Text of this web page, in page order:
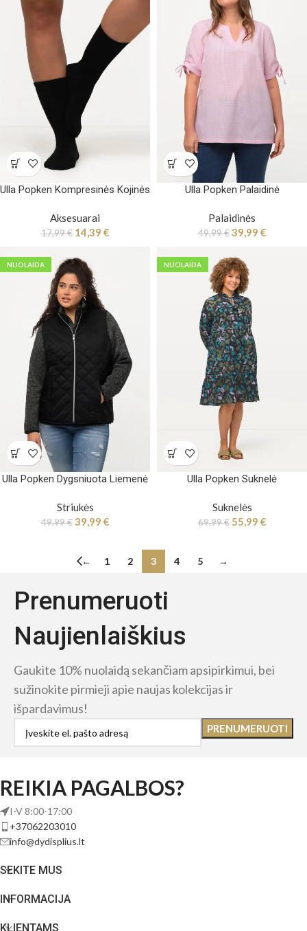
Ulla Popken Kompresinės Kojinės
Aksesuarai
17,99€ 14,39 €
Ulla Popken Palaidinė
Palaidinės
49,99€ 39,99 €
NUOLAIDA
Ulla Popken Dygsniuota Liemenė
Striukės
49,99€ 39,99 €
NUOLAIDA
Ulla Popken Suknelė
Suknelės
69,99€ 55,99 €
← 1 2 3 4 5 →
Prenumeruoti
Naujienlaiškius
Gaukite 10% nuolaidą sekančiam apsipirkimui, bei
sužinokite pirmieji apie naujas kolekcijas ir
išpardavimus!
REIKIA PAGALBOS?
I-V 8:00-17:00
+37062203010
info@dydisplius.lt
SEKITE MUS
INFORMACIJA
KLIENTAMS